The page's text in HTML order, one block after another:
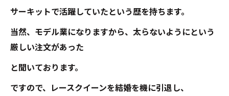
サーキットで活躍していたという歴を持ちます。
当然、モデル業になりますから、太らないようにという
厳しい注文があった
と聞いております。
ですので、レースクイーンを結婚を機に引退し、